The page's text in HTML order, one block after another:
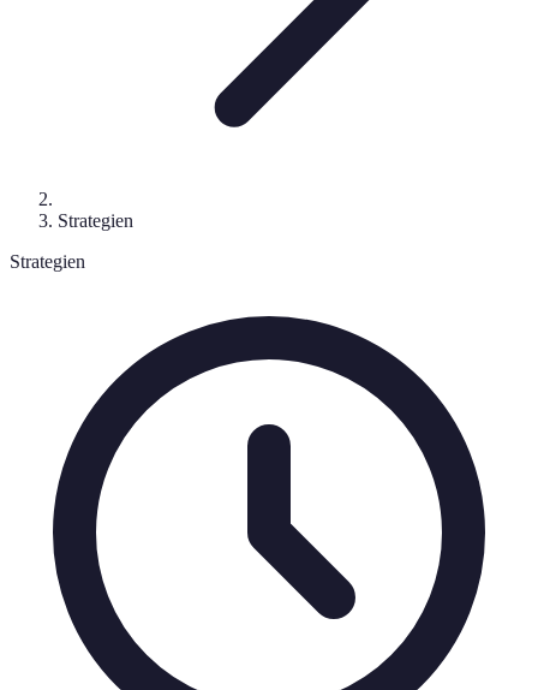
Strategien
Strategien